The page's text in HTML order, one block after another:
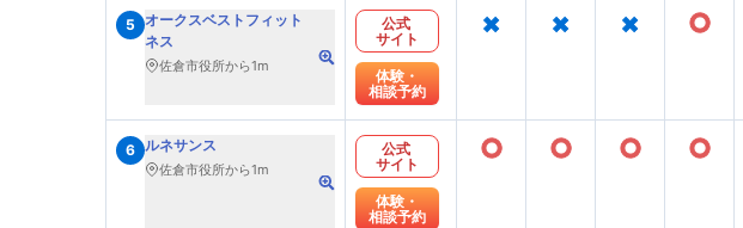
5
オークスベストフィット
ネス
佐倉市役所から1m
公式
サイト
体験・
相談予約
× × × ○
6 ルネサンス
佐倉市役所から1m
公式
サイト
体験・
相談予約
○ ○ ○ ○